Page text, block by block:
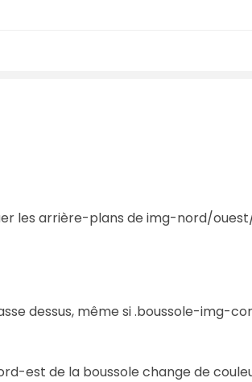
les arrière-plans de img-nord/
dessus, même si .boussole-img-
est de la boussole change de